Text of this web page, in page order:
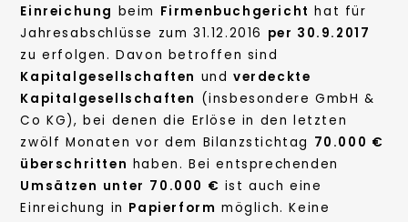
Einreichung beim Firmenbuchgericht hat für
Jahresabschlüsse zum 31.12.2016 per 30.9.2017
zu erfolgen. Davon betroffen sind
Kapitalgesellschaften und verdeckte
Kapitalgesellschaften (insbesondere GmbH &
Co KG), bei denen die Erlöse in den letzten
zwölf Monaten vor dem Bilanzstichtag 70.000 €
überschritten haben. Bei entsprechenden
Umsätzen unter 70.000 € ist auch eine
Einreichung in Papierform möglich. Keine